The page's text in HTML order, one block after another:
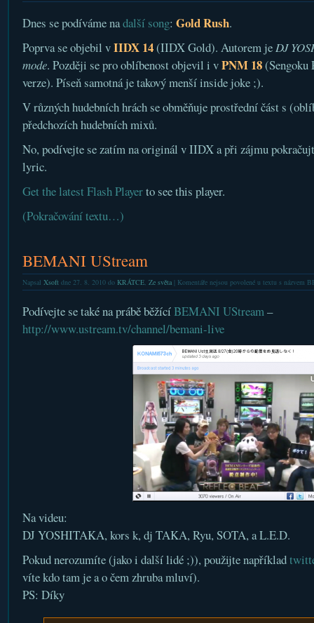
Dnes se podíváme nadalší song: Gold Rush.
Poprva se objebil vIIDX 14(IIDX Gold). Autorem jeDJ
mode. Později se pro oblíbenost objevil i vPNM 18(Sengoku
verze). Píseň samotná je takový menší inside joke ;).
V různých hudebních hrách se obměňuje prostřední část s
předchozích hudebních mixů.
No, podívejte se zatím na originál v IIDX a při zájmu
lyric.
Get the latest Flash Playerto see this player.
(Pokračování textu…)
BEMANI UStream
Napsal Xsoftdne 27. 8. 2010 do KRÁTCE, Ze světa| Komentáře nejsou povolenéu textu s názvem
Podívejte se také na prábě běžícíBEMANI UStream–
http://www.ustream.tv/channel/bemani-live
Na videu:
DJ YOSHITAKA, kors k, dj TAKA, Ryu, SOTA, a L.E.D.
Pokud nerozumíte (jako i další lidé ;)), použijte například
víte kdo tam je a o čem zhruba mluví).
PS: Díky